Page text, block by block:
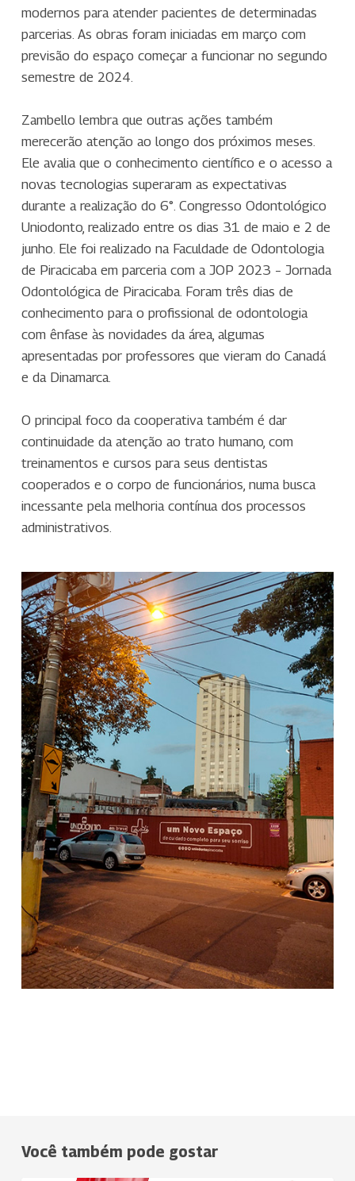
modernos para atender pacientes de determinadas
parcerias. As obras foram iniciadas em março com
previsão do espaço começar a funcionar no segundo
semestre de 2024.
Zambello lembra que outras ações também
merecerão atenção ao longo dos próximos meses.
Ele avalia que o conhecimento científico e o acesso a
novas tecnologias superaram as expectativas
durante a realização do 6°. Congresso Odontológico
Uniodonto, realizado entre os dias 31 de maio e 2 de
junho. Ele foi realizado na Faculdade de Odontologia
de Piracicaba em parceria com a JOP 2023 – Jornada
Odontológica de Piracicaba. Foram três dias de
conhecimento para o profissional de odontologia
com ênfase às novidades da área, algumas
apresentadas por professores que vieram do Canadá
e da Dinamarca.
O principal foco da cooperativa também é dar
continuidade da atenção ao trato humano, com
treinamentos e cursos para seus dentistas
cooperados e o corpo de funcionários, numa busca
incessante pela melhoria contínua dos processos
administrativos.
Você também pode gostar